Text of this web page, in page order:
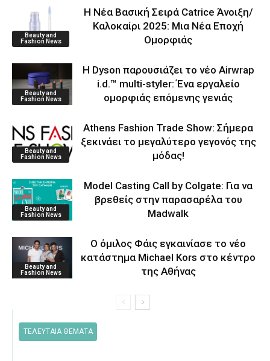
Beauty and
Fashion News
Η Νέα Βασική Σειρά Catrice Άνοιξη/
Καλοκαίρι 2025: Μια Νέα Εποχή
Ομορφιάς
Beauty and
Fashion News
Η Dyson παρουσιάζει το νέο Airwrap
i.d.™ multi-styler: Ένα εργαλείο
ομορφιάς επόμενης γενιάς
Beauty and
Fashion News
Athens Fashion Trade Show: Σήμερα
ξεκινάει το μεγαλύτερο γεγονός της
μόδας!
Beauty and
Fashion News
Model Casting Call by Colgate: Για να
βρεθείς στην παρασαρέλα του
Μadwalk
Beauty and
Fashion News
O όμιλος Φάις εγκαινίασε το νέο
κατάστημα Michael Kors στο κέντρο
της Αθήνας
ΤΕΛΕΥΤΑΙΑ ΘΕΜΑΤΑ